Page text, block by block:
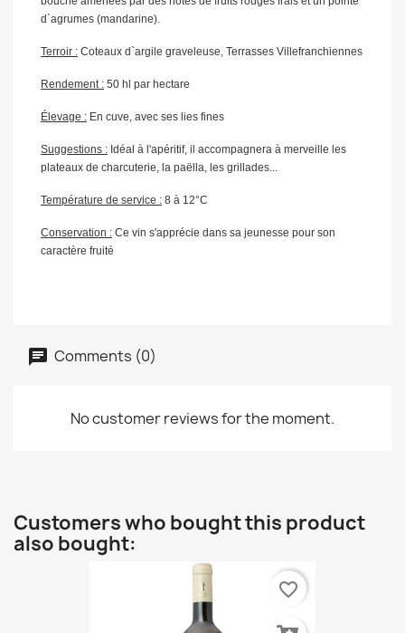
d`agrumes (mandarine).
Terroir : Coteaux d`argile graveleuse, Terrasses Villefranchiennes
Rendement : 50 hl par hectare
Élevage : En cuve, avec ses lies fines
Suggestions : Idéal à l'apéritif, il accompagnera à merveille les
plateaux de charcuterie, la paëlla, les grillades...
Température de service : 8 à 12°C
Conservation : Ce vin s'apprécie dans sa jeunesse pour son
caractère fruité
Comments (0)
No customer reviews for the moment.
Customers who bought this product
also bought:
favorite_border